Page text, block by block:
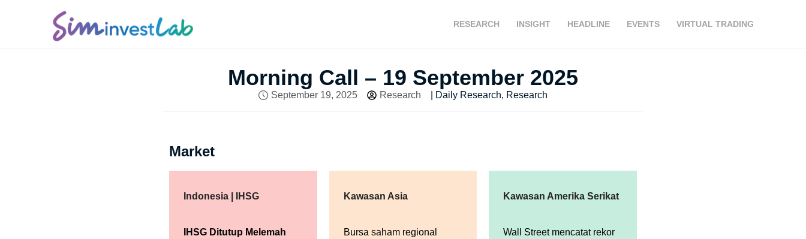
RESEARCH INSIGHT HEADLINE EVENTS VIRTUAL TRADING
Morning Call – 19 September 2025
September 19, 2025 Research Daily Research, Research
Market
Indonesia | IHSG
IHSG Ditutup Melemah
Kawasan Asia
Bursa saham regional
Kawasan Amerika Serikat
Wall Street mencatat rekor